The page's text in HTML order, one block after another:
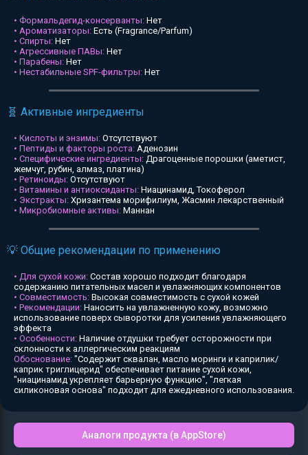
• Формальдегид-консерванты: Нет
• Ароматизаторы: Есть (Fragrance/Parfum)
• Спирты: Нет
• Агрессивные ПАВы: Нет
• Парабены: Нет
• Нестабильные SPF-фильтры: Нет
🧬 Активные ингредиенты
• Кислоты и энзимы: Отсутствуют
• Пептиды и факторы роста: Аденозин
• Специфические ингредиенты: Драгоценные порошки (аметист,
жемчуг, рубин, алмаз, платина)
• Ретиноиды: Отсутствуют
• Витамины и антиоксиданты: Ниацинамид, Токоферол
• Экстракты: Хризантема морифилиум, Жасмин лекарственный
• Микробиомные активы: Маннан
💡 Общие рекомендации по применению
• Для сухой кожи: Состав хорошо подходит благодаря
содержанию питательных масел и увлажняющих компонентов
• Совместимость: Высокая совместимость с сухой кожей
• Рекомендации: Наносить на увлажненную кожу, возможно
использование поверх сыворотки для усиления увлажняющего
эффекта
• Особенности: Наличие отдушки требует осторожности при
склонности к аллергическим реакциям
Обоснование: "Содержит сквалан, масло моринги и каприлик/
каприк триглицерид" обеспечивает питание сухой кожи,
"ниацинамид укрепляет барьерную функцию", "легкая
силиконовая основа" подходит для ежедневного использования.
Аналоги продукта (в AppStore)